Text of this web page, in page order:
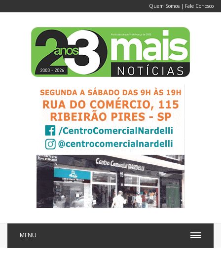
Quem Somos | Fale Conosco
MENU